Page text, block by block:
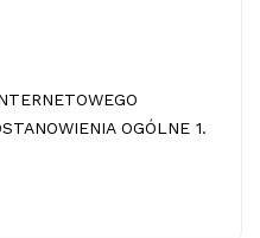
OGÓLNE 1.